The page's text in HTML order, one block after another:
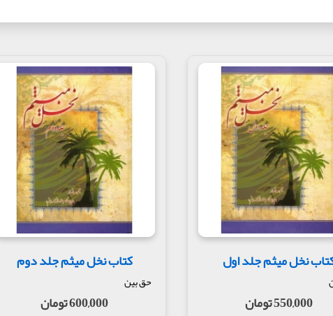
خدا محترم شدی
ارم شدی
پروانه علی
آفرینش آفرین است
آیات نورند
بر روی محمد (ص)
کهخوردم ریخت بیرون از دهانم
یا رب همسر نامهربانم
نخل میثم جلد اول
550,000 تومان
کتاب نخل میثم جلد دوم
حق بین
600,000 تومان